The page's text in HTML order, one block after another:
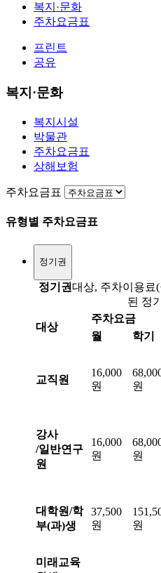
복지·문화
주차요금표
프린트
공유
복지·문화
복지시설
박물관
주차요금표
상해보험
주차요금표
유형별 주차요금표
정기권
정기권대상, 주차이용료
된 정
대상
주차요금
월 학기
교직원
16,000
원
원
강사
/일반연구
원
16,000
원
원
대학원/학
부(과)생
37,500
원
원
미래교육